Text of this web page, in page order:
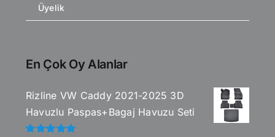
Üyelik
En Çok Oy Alanlar
Rizline VW Caddy 2021-2025 3D
Havuzlu Paspas+Bagaj Havuzu Seti